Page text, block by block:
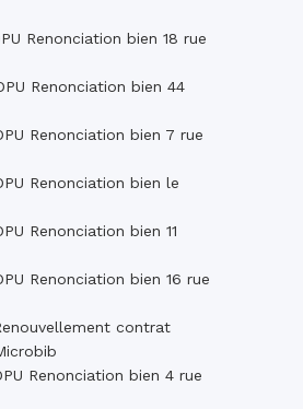
Renonciation bien 18 rue
Renonciation bien 44
Renonciation bien 7 rue
Renonciation bien le
Renonciation bien 11
Renonciation bien 16 rue
contrat
Renonciation bien 4 rue